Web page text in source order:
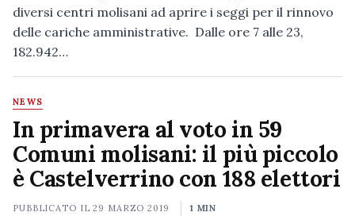
diversi centri molisani ad aprire i seggi per il rinnovo
delle cariche amministrative. Dalle ore 7 alle 23,
182.942…
NEWS
In primavera al voto in 59
Comuni molisani: il più piccolo
è Castelverrino con 188 elettori
PUBBLICATO IL29 MARZO 2019 1 MIN